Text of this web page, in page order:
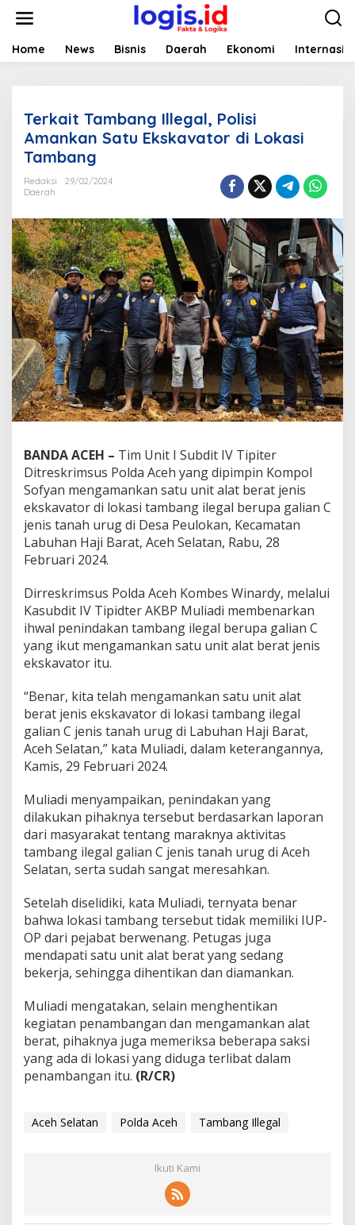
t
Home News Bisnis Daerah Ekonomi
Terkait Tambang Illegal, Polisi
Amankan Satu Ekskavator di Lokasi
Tambang
Redaksi
29/02/2024
Daerah
BANDA ACEH – Tim Unit I Subdit IV Tipiter
Ditreskrimsus Polda Aceh yang dipimpin Kompol
Sofyan mengamankan satu unit alat berat jenis
ekskavator di lokasi tambang ilegal berupa galian C
jenis tanah urug di Desa Peulokan, Kecamatan
Labuhan Haji Barat, Aceh Selatan, Rabu, 28
Februari 2024.
Dirreskrimsus Polda Aceh Kombes Winardy, melalui
Kasubdit IV Tipidter AKBP Muliadi membenarkan
ihwal penindakan tambang ilegal berupa galian C
yang ikut mengamankan satu unit alat berat jenis
ekskavator itu.
“Benar, kita telah mengamankan satu unit alat
berat jenis ekskavator di lokasi tambang ilegal
galian C jenis tanah urug di Labuhan Haji Barat,
Aceh Selatan,” kata Muliadi, dalam keterangannya,
Kamis, 29 Februari 2024.
Muliadi menyampaikan, penindakan yang
dilakukan pihaknya tersebut berdasarkan laporan
dari masyarakat tentang maraknya aktivitas
tambang ilegal galian C jenis tanah urug di Aceh
Selatan, serta sudah sangat meresahkan.
Setelah diselidiki, kata Muliadi, ternyata benar
bahwa lokasi tambang tersebut tidak memiliki IUP-
OP dari pejabat berwenang. Petugas juga
mendapati satu unit alat berat yang sedang
bekerja, sehingga dihentikan dan diamankan.
Muliadi mengatakan, selain menghentikan
kegiatan penambangan dan mengamankan alat
berat, pihaknya juga memeriksa beberapa saksi
yang ada di lokasi yang diduga terlibat dalam
penambangan itu. (R/CR)
Aceh Selatan Polda Aceh Tambang Illegal
Ikuti Kami